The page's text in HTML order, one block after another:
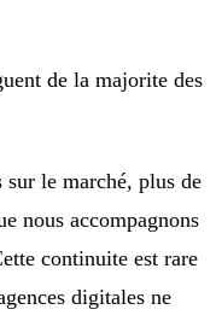
de la majorite des
sur le marché, plus de
nous accompagnons
continuite est rare
digitales ne